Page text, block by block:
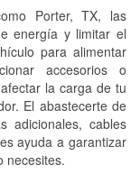
Porter, TX, las
energía y limitar el
para alimentar
accesorios o
la carga de tu
El abastecerte de
adicionales, cables
ayuda a garantizar
necesites.
medida